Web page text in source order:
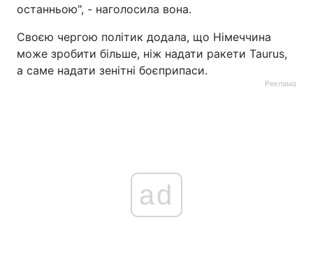
останньою", - наголосила вона.
Своєю чергою політик додала, що Німеччина
може зробити більше, ніж надати ракети Taurus,
а саме надати зенітні боєприпаси.
Реклама
ad